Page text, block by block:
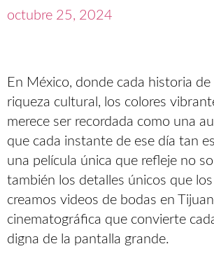
octubre 25, 2024
En México, donde cada historia
riqueza cultural, los colores
merece ser recordada como una
que cada instante de ese día tan
una película única que refleje no
también los detalles únicos que
creamos videos de bodas en
cinematográfica que convierte
digna de la pantalla grande.